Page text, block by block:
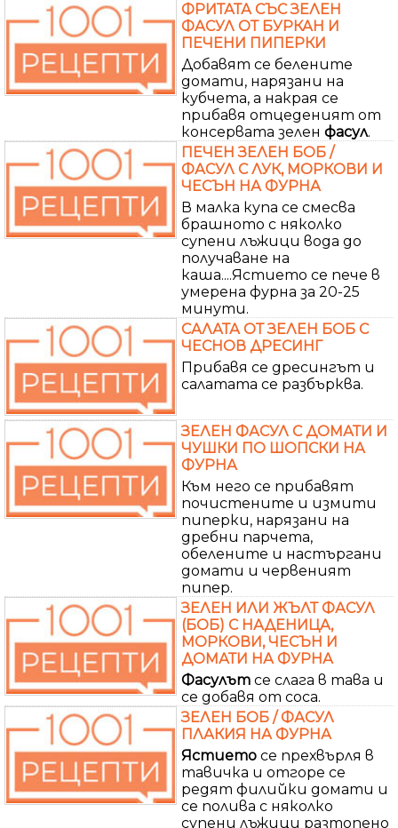
ФРИТАТА СЪС ЗЕЛЕН
ФАСУЛ ОТ БУРКАН И
ПЕЧЕНИ ПИПЕРКИ
Добавят се белените
домати, нарязани на
кубчета, а накрая се
прибавя отцеденият от
консервата зелен фасул.
ПЕЧЕН ЗЕЛЕН БОБ /
ФАСУЛ С ЛУК, МОРКОВИ И
ЧЕСЪН НА ФУРНА
В малка купа се смесва
брашното с няколко
супени лъжици вода до
получаване на
каша....Ястието се пече в
умерена фурна за 20-25
минути.
САЛАТА ОТ ЗЕЛЕН БОБ С
ЧЕСНОВ ДРЕСИНГ
Прибавя се дресингът и
салатата се разбърква.
ЗЕЛЕН ФАСУЛ С ДОМАТИ И
ЧУШКИ ПО ШОПСКИ НА
ФУРНА
Към него се прибавят
почистените и измити
пиперки, нарязани на
дребни парчета,
обелените и настъргани
домати и червеният
пипер.
ЗЕЛЕН ИЛИ ЖЪЛТ ФАСУЛ
(БОБ) С НАДЕНИЦА,
МОРКОВИ, ЧЕСЪН И
ДОМАТИ НА ФУРНА
Фасулът се слага в тава и
се добавя от соса.
ЗЕЛЕН БОБ / ФАСУЛ
ПЛАКИЯ НА ФУРНА
Ястието се прехвърля в
тавичка и отгоре се
редят филийки домати и
се полива с няколко
супени лъжици разтопено